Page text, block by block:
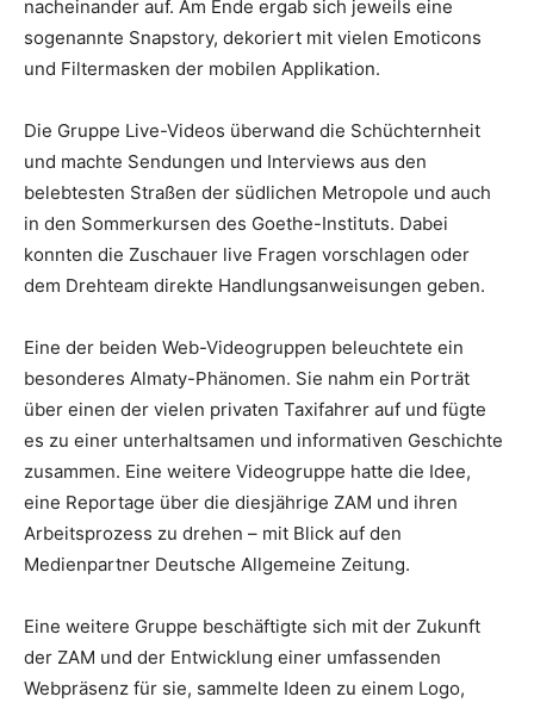
nacheinander auf. Am Ende ergab sich jeweils eine
sogenannte Snapstory, dekoriert mit vielen Emoticons
und Filtermasken der mobilen Applikation.
Die Gruppe Live-Videos überwand die Schüchternheit
und machte Sendungen und Interviews aus den
belebtesten Straßen der südlichen Metropole und auch
in den Sommerkursen des Goethe-Instituts. Dabei
konnten die Zuschauer live Fragen vorschlagen oder
dem Drehteam direkte Handlungsanweisungen geben.
Eine der beiden Web-Videogruppen beleuchtete ein
besonderes Almaty-Phänomen. Sie nahm ein Porträt
über einen der vielen privaten Taxifahrer auf und fügte
es zu einer unterhaltsamen und informativen Geschichte
zusammen. Eine weitere Videogruppe hatte die Idee,
eine Reportage über die diesjährige ZAM und ihren
Arbeitsprozess zu drehen – mit Blick auf den
Medienpartner Deutsche Allgemeine Zeitung.
Eine weitere Gruppe beschäftigte sich mit der Zukunft
der ZAM und der Entwicklung einer umfassenden
Webpräsenz für sie, sammelte Ideen zu einem Logo,